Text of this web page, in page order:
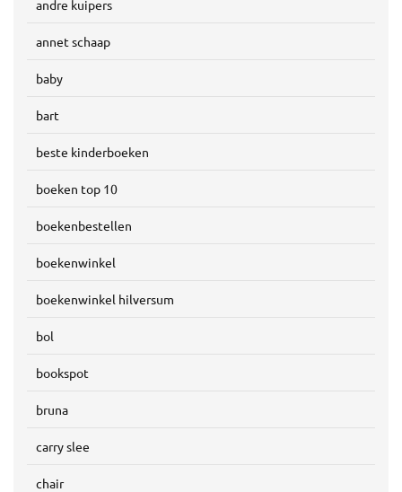
andre kuipers
annet schaap
baby
bart
beste kinderboeken
boeken top 10
boekenbestellen
boekenwinkel
boekenwinkel hilversum
bol
bookspot
bruna
carry slee
chair